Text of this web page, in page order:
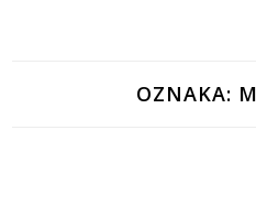
OZNAKA: